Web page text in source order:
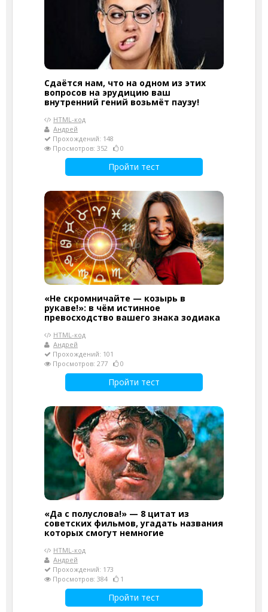
Сдаётся нам, что на одном из этих
вопросов на эрудицию ваш
внутренний гений возьмёт паузу!
HTML-код
Андрей
Прохождений: 148
Просмотров: 352
0
Пройти тест
«Не скромничайте — козырь в
рукаве!»: в чём истинное
превосходство вашего знака зодиака
HTML-код
Андрей
Прохождений: 101
Просмотров: 277
0
Пройти тест
«Да с полуслова!» — 8 цитат из
советских фильмов, угадать названия
которых смогут немногие
HTML-код
Андрей
Прохождений: 173
Просмотров: 384
1
Пройти тест